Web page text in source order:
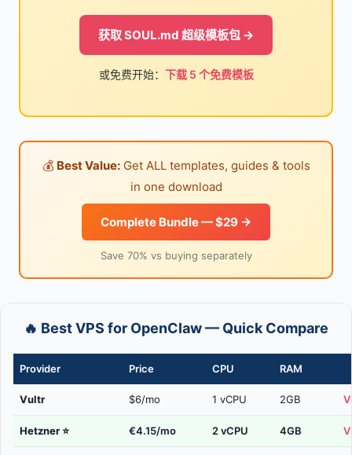
获取 SOUL.md 超级模板包 →
或免费开始： 下载 5 个免费模板
💰 Best Value:Get ALL templates, guides & tools
in one download
Complete Bundle — $29 →
Save 70% vs buying separately
🔥 Best VPS for OpenClaw — Quick Compare
Provider Price CPU RAM
Vultr $6/mo 1 vCPU 2GB
Hetzner⭐ €4.15/mo 2 vCPU 4GB